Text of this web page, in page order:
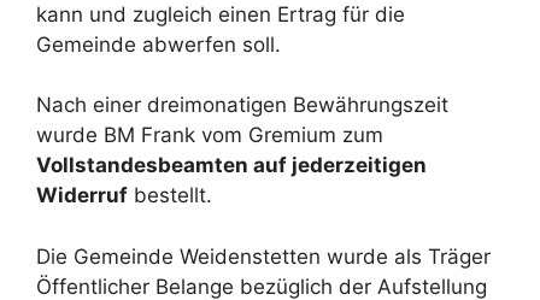
kann und zugleich einen Ertrag für die
Gemeinde abwerfen soll.
Nach einer dreimonatigen Bewährungszeit
wurde BM Frank vom Gremium zum
Vollstandesbeamten auf jederzeitigen
Widerruf bestellt.
Die Gemeinde Weidenstetten wurde als Träger
Öffentlicher Belange bezüglich der Aufstellung